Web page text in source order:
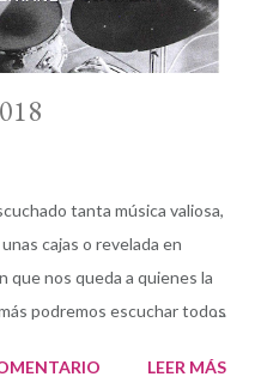
tanta música valiosa,
cajas o revelada en
que nos queda a quienes la
podremos escuchar todos
ya tradicional lista que
LEER MÁS